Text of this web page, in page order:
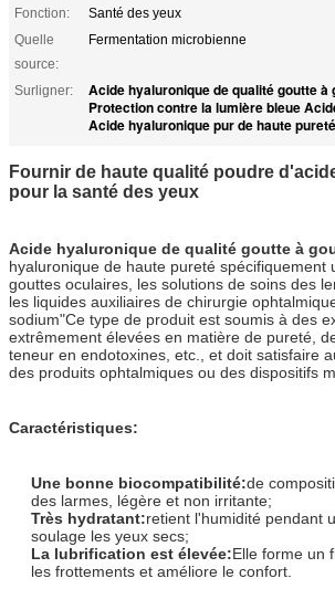
Fonction:
Santé des yeux
Quelle
source:
Fermentation microbienne
Surligner: Acide hyaluronique de qualité goutte à
Protection contre la lumière bleue
Acide hyaluronique pur de haute pureté
Fournir de haute qualité poudre
pour la santé des yeux
Acide hyaluronique de qualité goutte à
hyaluronique de haute pureté spécifiquement
gouttes oculaires, les solutions de soins des
les liquides auxiliaires de chirurgie
sodium"Ce type de produit est soumis à des
extrêmement élevées en matière de pureté,
teneur en endotoxines, etc., et doit satisfaire
des produits ophtalmiques ou des dispositifs
Caractéristiques:
Une bonne biocompatibilité:de
des larmes, légère et non irritante;
Très hydratant:retient l'humidité pendant
soulage les yeux secs;
La lubrification est élevée:Elle forme un
les frottements et améliore le confort.